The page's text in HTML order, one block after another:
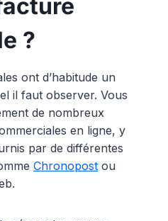
?
ont d’habitude un
il faut observer. Vous
de nombreux
en ligne, y
par de différentes
Chronopost ou